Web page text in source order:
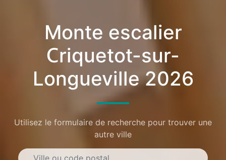
Monte escalier
Criquetot-sur-
Longueville 2026
Utilisez le formulaire de recherche pour trouver une
autre ville